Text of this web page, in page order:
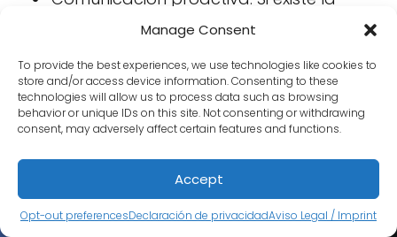
Manage Consent
To provide the best experiences, we use technologies like cookies to
store and/or access device information. Consenting to these
technologies will allow us to process data such as browsing
behavior or unique IDs on this site. Not consenting or withdrawing
consent, may adversely affect certain features and functions.
Accept
Opt-out preferencesDeclaración de privacidadAviso Legal / Imprint
posibilidad de impago, contactar al
o una extensión del plazo.
factura de un servicio?